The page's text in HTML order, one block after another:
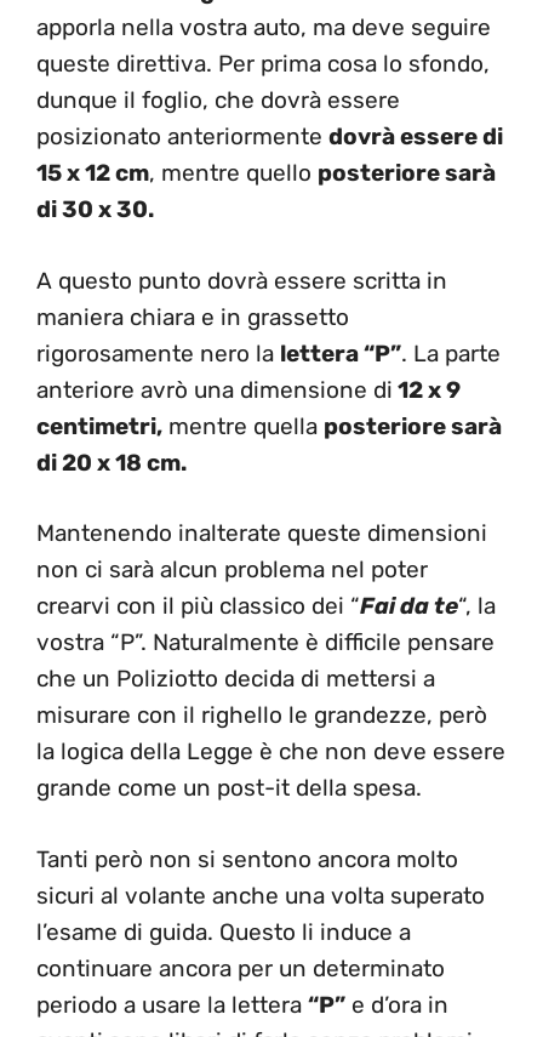
apporla nella vostra auto, ma deve seguire
queste direttiva. Per prima cosa lo sfondo,
dunque il foglio, che dovrà essere
posizionato anteriormente dovrà essere di
15 x 12 cm, mentre quello posteriore sarà
di 30 x 30.
A questo punto dovrà essere scritta in
maniera chiara e in grassetto
rigorosamente nero la lettera “P”. La parte
anteriore avrò una dimensione di 12 x 9
centimetri, mentre quella posteriore sarà
di 20 x 18 cm.
Mantenendo inalterate queste dimensioni
non ci sarà alcun problema nel poter
crearvi con il più classico dei “Fai da te“, la
vostra “P”. Naturalmente è difficile pensare
che un Poliziotto decida di mettersi a
misurare con il righello le grandezze, però
la logica della Legge è che non deve essere
grande come un post-it della spesa.
Tanti però non si sentono ancora molto
sicuri al volante anche una volta superato
l’esame di guida. Questo li induce a
continuare ancora per un determinato
periodo a usare la lettera “P” e d’ora in